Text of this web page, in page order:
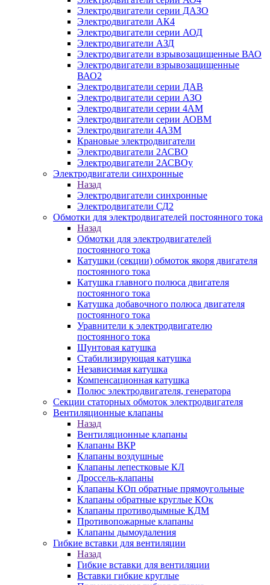
Электродвигатели серии ДАЗО
Электродвигатели АК4
Электродвигатели серии АОД
Электродвигатели АЗД
Электродвигатели взрывозащищенные ВАО
Электродвигатели взрывозащищенные
ВАО2
Электродвигатели серии ДАВ
Электродвигатели серии АЗО
Электродвигатели серии 4АМ
Электродвигатели серии АОВМ
Электродвигатели 4АЗМ
Крановые электродвигатели
Электродвигатели 2АСВО
Электродвигатели 2АСВОу
Электродвигатели синхронные
Назад
Электродвигатели синхронные
Электродвигатели СД2
Обмотки для электродвигателей постоянного тока
Назад
Обмотки для электродвигателей
постоянного тока
Катушки (секции) обмоток якоря двигателя
постоянного тока
Катушка главного полюса двигателя
постоянного тока
Катушка добавочного полюса двигателя
постоянного тока
Уравнители к электродвигателю
постоянного тока
Шунтовая катушка
Стабилизирующая катушка
Независимая катушка
Компенсационная катушка
Полюс электродвигателя, генератора
Секции статорных обмоток электродвигателя
Вентиляционные клапаны
Назад
Вентиляционные клапаны
Клапаны ВКР
Клапаны воздушные
Клапаны лепестковые КЛ
Дроссель-клапаны
Клапаны КОп обратные прямоугольные
Клапаны обратные круглые КОк
Клапаны противодымные КДМ
Противопожарные клапаны
Клапаны дымоудаления
Гибкие вставки для вентиляции
Назад
Гибкие вставки для вентиляции
Вставки гибкие круглые